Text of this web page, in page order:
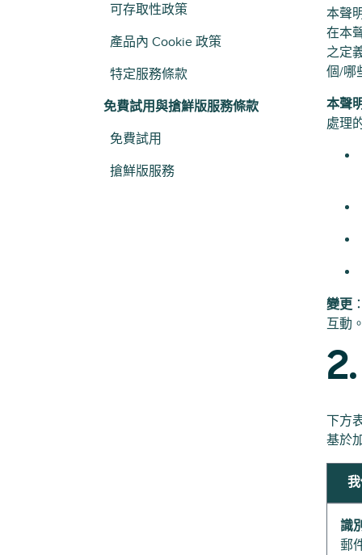
可存取性政策
產品內 Cookie 政策
特定服務條款
免費試用與搶鮮版服務條款
免費試用
搶鮮版服務
本聲
在本
之定
個/哪
本聲
處理
變更
互動
下方
基於
識
郵